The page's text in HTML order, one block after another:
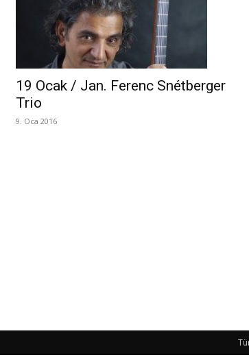
19 Ocak / Jan. Ferenc Snétberger
Trio
9. Oca 2016